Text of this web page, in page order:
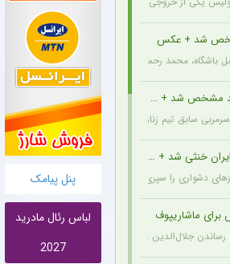
پنل پیامک
لباس رئال مادرید
2027
شد + عکس
باشگاه، محمد رحمان سالاری به عنوان مشاور عالی
مشخص شد + عکس
سابق تیم زنان هارتس، را به‌عنوان سرمربی جدید
خنثی شد + جزئیات
دشواری را سپری می‌کند که در همین شرایط، نام
برای ماشاریپوف
رساندن جلال‌الدین ماشاریپوف به جام جهانی تأکید